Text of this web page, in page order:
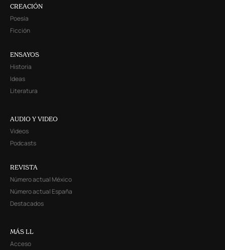
CREACIÓN
Poesía
Ficción
ENSAYOS
Historia
Ideas
Literatura
AUDIO Y VIDEO
Videos
Podcasts
REVISTA
Número actual México
Número actual España
Destacados
MÁS LL
Acceso